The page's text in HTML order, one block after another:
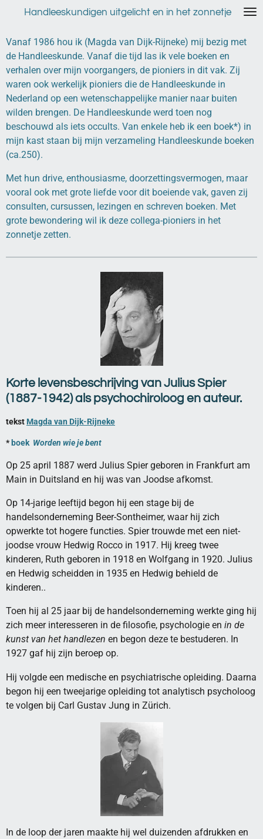
naar
de
hoofdinhoud
Handleeskundigen uitgelicht en in het zonnetje
Vanaf 1986 hou ik (Magda van Dijk-Rijneke) mij bezig met
de Handleeskunde. Vanaf die tijd las ik vele boeken en
verhalen over mijn voorgangers, de pioniers in dit vak. Zij
waren ook werkelijk pioniers die de Handleeskunde in
Nederland op een wetenschappelijke manier naar buiten
wilden brengen. De Handleeskunde werd toen nog
beschouwd als iets occults. Van enkele heb ik een boek*) in
mijn kast staan bij mijn verzameling Handleeskunde boeken
(ca.250).
Met hun drive, enthousiasme, doorzettingsvermogen, maar
vooral ook met grote liefde voor dit boeiende vak, gaven zij
consulten, cursussen, lezingen en schreven boeken. Met
grote bewondering wil ik deze collega-pioniers in het
zonnetje zetten.
Korte levensbeschrijving van Julius Spier
(1887-1942) als psychochiroloog en auteur.
tekst Magda van Dijk-Rijneke
*boek Worden wie je bent
Op 25 april 1887 werd Julius Spier geboren in Frankfurt am
Main in Duitsland en hij was van Joodse afkomst.
Op 14-jarige leeftijd begon hij een stage bij de
handelsonderneming Beer-Sontheimer, waar hij zich
opwerkte tot hogere functies. Spier trouwde met een niet-
joodse vrouw Hedwig Rocco in 1917. Hij kreeg twee
kinderen, Ruth geboren in 1918 en Wolfgang in 1920. Julius
en Hedwig scheidden in 1935 en Hedwig behield de
kinderen..
Toen hij al 25 jaar bij de handelsonderneming werkte ging hij
zich meer interesseren in de filosofie, psychologie en in de
kunst van het handlezen en begon deze te bestuderen. In
1927 gaf hij zijn beroep op.
Hij volgde een medische en psychiatrische opleiding. Daarna
begon hij een tweejarige opleiding tot analytisch psycholoog
te volgen bij Carl Gustav Jung in Zürich.
In de loop der jaren maakte hij wel duizenden afdrukken en